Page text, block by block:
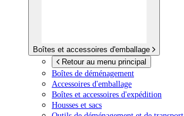
Boîtes et accessoires d'emballage
Retour au menu principal
Boîtes de déménagement
Accessoires d'emballage
Boîtes et accessoires d'expédition
Housses et sacs